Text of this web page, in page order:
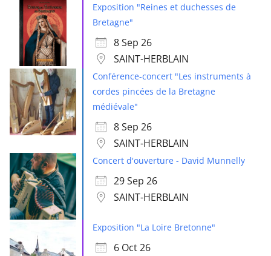
Exposition "Reines et duchesses de
Bretagne"
8 Sep 26
SAINT-HERBLAIN
Conférence-concert "Les instruments à
cordes pincées de la Bretagne
médiévale"
8 Sep 26
SAINT-HERBLAIN
Concert d'ouverture - David Munnelly
29 Sep 26
SAINT-HERBLAIN
Exposition "La Loire Bretonne"
6 Oct 26